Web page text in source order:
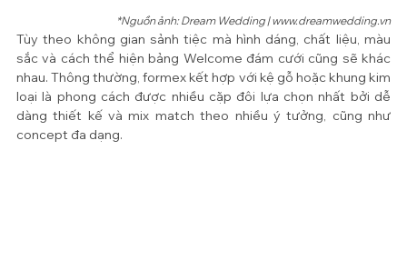
*Nguồn ảnh: Dream Wedding | www.dreamwedding.vn
Tùy theo không gian sảnh tiệc mà hình dáng, chất liệu, màu
sắc và cách thể hiện bảng Welcome đám cưới cũng sẽ khác
nhau. Thông thường, formex kết hợp với kệ gỗ hoặc khung kim
loại là phong cách được nhiều cặp đôi lựa chọn nhất bởi dễ
dàng thiết kế và mix match theo nhiều ý tưởng, cũng như
concept đa dạng.